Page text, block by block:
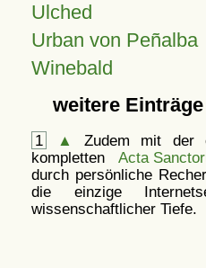
Ulched
Urban von Peñalba
Winebald
weitere
1 ▲
Zudem mit der
kompletten Acta
durch persönliche
die einzige
wissenschaftlicher Tiefe.